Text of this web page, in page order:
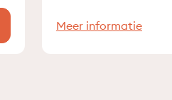
Meer informatie